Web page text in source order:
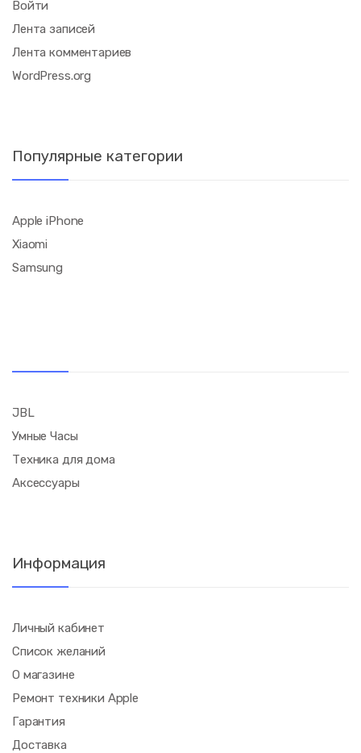
Войти
Лента записей
Лента комментариев
WordPress.org
Популярные категории
Apple iPhone
Xiaomi
Samsung
JBL
Умные Часы
Техника для дома
Аксессуары
Информация
Личный кабинет
Список желаний
О магазине
Ремонт техники Apple
Гарантия
Доставка